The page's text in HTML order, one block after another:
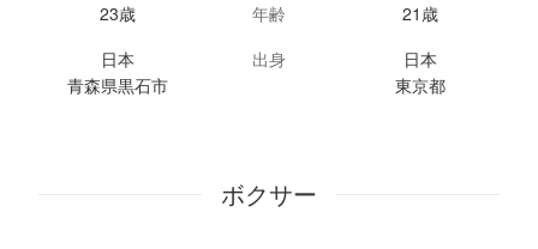
23歳
年齢
21歳
日本
青森県黒石市
出身
日本
東京都
ボクサー